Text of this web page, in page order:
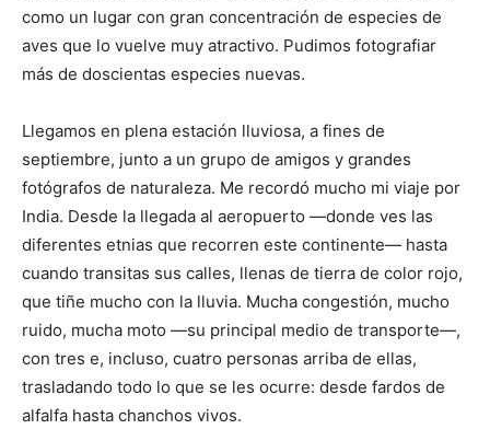
como un lugar con gran concentración de especies de
aves que lo vuelve muy atractivo. Pudimos fotografiar
más de doscientas especies nuevas.
Llegamos en plena estación lluviosa, a fines de
septiembre, junto a un grupo de amigos y grandes
fotógrafos de naturaleza. Me recordó mucho mi viaje por
India. Desde la llegada al aeropuerto —donde ves las
diferentes etnias que recorren este continente— hasta
cuando transitas sus calles, llenas de tierra de color rojo,
que tiñe mucho con la lluvia. Mucha congestión, mucho
ruido, mucha moto —su principal medio de transporte—,
con tres e, incluso, cuatro personas arriba de ellas,
trasladando todo lo que se les ocurre: desde fardos de
alfalfa hasta chanchos vivos.